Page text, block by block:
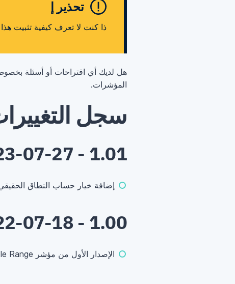
تحذير إ
ذا كنت لا تعرف كيفية تثبيت
هل لديك أي اقتراحات أو أسئلة
المؤشرات.
سجل
1.01 - 2023-07-27
إضافة خيار حساب النطاق
1.00 - 2022-07-18
الإصدار الأول من مؤشر Candle Range على EarnForex.com.